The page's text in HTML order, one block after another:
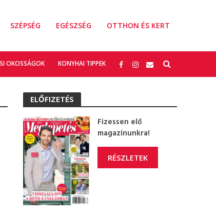
SZÉPSÉG EGÉSZSÉG OTTHON ÉS KERT
OKOSSÁGOK KONYHAI TIPPEK
ELŐFIZETÉS
Fizessen elő
magazinunkra!
RÉSZLETEK